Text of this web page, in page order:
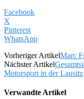
Facebook
X
Pinterest
WhatsApp
Vorheriger ArtikelMarc
Nächster Artikel
Motorsport in der Lausitz
Verwandte Artikel